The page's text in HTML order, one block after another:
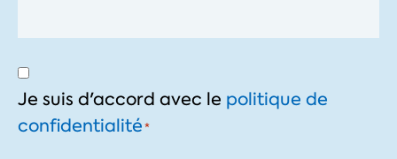
Consentement
*
Je suis d'accord avec le politique de
confidentialité*